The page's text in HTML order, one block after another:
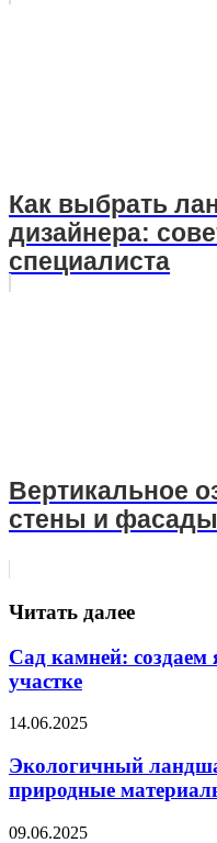
Как выбрать
дизайнера:
специалиста
Вертикальное
стены и фасады
Читать далее
Сад камней: создаем
участке
14.06.2025
Экологичный
природные
09.06.2025